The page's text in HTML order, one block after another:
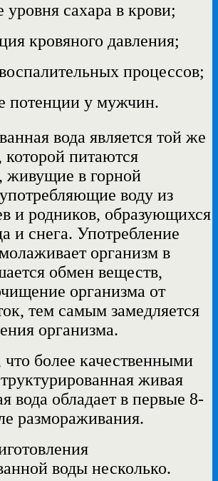
сахара в крови;
кровяного давления;
процессов;
у мужчин.
вода является той же
которой питаются
живущие в горной
воду из
и родников, образующихся
и снега. Употребление
организм в
обмен веществ,
организма от
тем самым замедляется
организма.
что более качественными
живая
вода обладает в первые 8-
размораживания.
воды несколько.